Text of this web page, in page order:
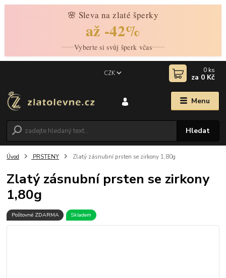
🌸 Sleva na zlaté šperky
až -42%
Vyberte si svůj šperk včas
Menu
CZK
Hledat
0 ks
za 0 Kč
Úvod PRSTENY Zlatý zásnubní prsten se zirkony 1,80g
Zlatý zásnubní prsten se zirkony
1,80g
Poštovné ZDARMA Skladem